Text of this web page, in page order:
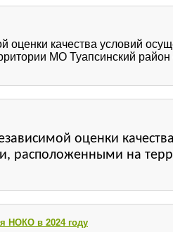
оценки качества условий
МО Туапсинский район
оценки
расположенными на
НОКО в 2024 году